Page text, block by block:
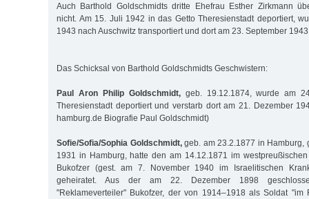
Auch Barthold Goldschmidts dritte Ehefrau Esther Zirkmann
nicht. Am 15. Juli 1942 in das Getto Theresienstadt deportiert,
1943 nach Auschwitz transportiert und dort am 23. September
Das Schicksal von Barthold Goldschmidts Geschwistern:
Paul Aron Philip Goldschmidt,geb. 19.12.1874, wurde am
Theresienstadt deportiert und verstarb dort am 21. Dezember
hamburg.de Biografie Paul Goldschmidt)
Sofie/Sofia/Sophia Goldschmidt,geb. am 23.2.1877 in Hamburg,
1931 in Hamburg, hatte den am 14.12.1871 im
Bukofzer (gest. am 7. November 1940 im Israelitischen
geheiratet. Aus der am 22. Dezember 1898
"Reklameverteiler" Bukofzer, der von 1914–1918 als Soldat "im